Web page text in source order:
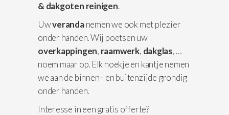
& dakgoten reinigen.
Uwverandanemen we ook met plezier
onder handen. Wij poetsen uw
overkappingen, raamwerk, dakglas, …
noem maar op. Elk hoekje en kantje nemen
we aan de binnen– en buitenzijde grondig
onder handen.
Interesse in een gratis offerte?